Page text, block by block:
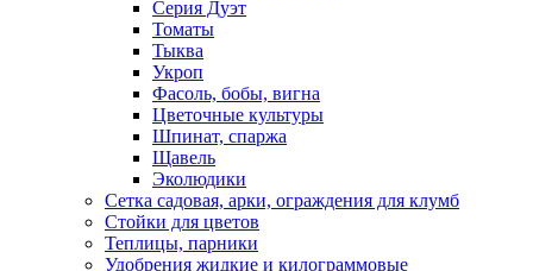
Серия Дуэт
Томаты
Тыква
Укроп
Фасоль, бобы, вигна
Цветочные культуры
Шпинат, спаржа
Щавель
Эколюдики
Сетка садовая, арки, ограждения для клумб
Стойки для цветов
Теплицы, парники
Удобрения жидкие и килограммовые